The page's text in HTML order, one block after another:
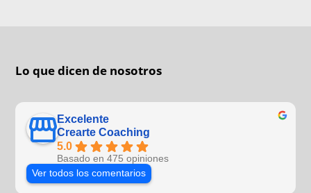
Lo que dicen de nosotros
Excelente
Crearte Coaching
5.0
Basado en 475 opiniones
Ver todos los comentarios